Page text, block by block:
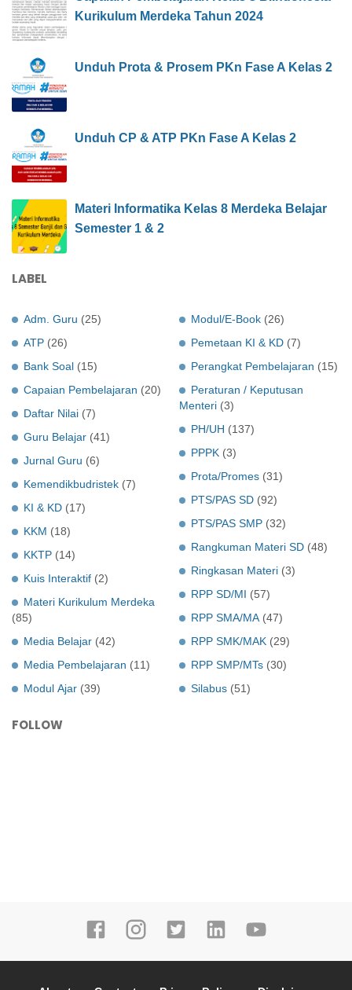
Kurikulum Merdeka Tahun 2024
Unduh Prota & Prosem PKn Fase A Kelas 2
Unduh CP & ATP PKn Fase A Kelas 2
Materi Informatika Kelas 8 Merdeka Belajar
Semester 1 & 2
LABEL
Adm. Guru (25)
ATP (26)
Bank Soal (15)
Capaian Pembelajaran (20)
Daftar Nilai (7)
Guru Belajar (41)
Jurnal Guru (6)
Kemendikbudristek (7)
KI & KD (17)
KKM (18)
KKTP (14)
Kuis Interaktif (2)
Materi Kurikulum Merdeka
(85)
Media Belajar (42)
Media Pembelajaran (11)
Modul Ajar (39)
Modul/E-Book (26)
Pemetaan KI & KD (7)
Perangkat Pembelajaran (15)
Peraturan / Keputusan
Menteri (3)
PH/UH (137)
PPPK (3)
Prota/Promes (31)
PTS/PAS SD (92)
PTS/PAS SMP (32)
Rangkuman Materi SD (48)
Ringkasan Materi (3)
RPP SD/MI (57)
RPP SMA/MA (47)
RPP SMK/MAK (29)
RPP SMP/MTs (30)
Silabus (51)
FOLLOW